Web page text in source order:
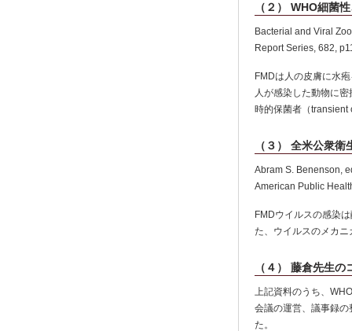
（２） WHO細菌
Bacterial and Viral
Report Series, 682,
FMDは人の皮膚に水
人が感染した動物に
時的保菌者（transient
（３） 全米公衆
Abram S. Benenson,
American Public
FMDウイルスの感染
た、ウイルスのメカ
（４） 藤倉先生の
上記資料のうち、
会議の運営、議事録
た。